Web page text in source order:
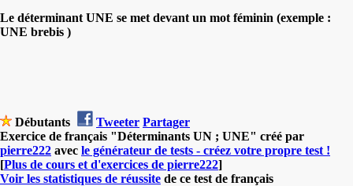
Le déterminant UNE se met devant un mot féminin (exemple :
UNE brebis )
Débutants Tweeter Partager
Exercice de français "Déterminants UN ; UNE" créé par
pierre222 avec le générateur de tests - créez votre propre test !
[Plus de cours et d'exercices de pierre222]
Voir les statistiques de réussite de ce test de français